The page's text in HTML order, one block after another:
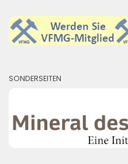
SONDERSEITEN